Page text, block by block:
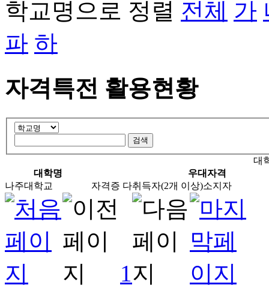
학교명으로 정렬 전체 가
파 하
자격특전 활용현황
대
대학명
우대자격
나주대학교
자격증 다취득자(2개 이상)소지자
1